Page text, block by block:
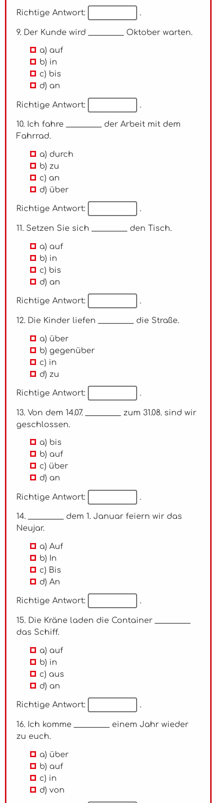
Richtige Antwort: .
9. Der Kunde wird _________ Oktober warten.
a) auf
b) in
c) bis
d) an
Richtige Antwort: .
10. Ich fahre _________ der Arbeit mit dem
Fahrrad.
a) durch
b) zu
c) an
d) über
Richtige Antwort: .
11. Setzen Sie sich _________ den Tisch.
a) auf
b) in
c) bis
d) an
Richtige Antwort: .
12. Die Kinder liefen _________ die Straße.
a) über
b) gegenüber
c) in
d) zu
Richtige Antwort: .
13. Von dem 14.07. _________ zum 31.08. sind wir
geschlossen.
a) bis
b) auf
c) über
d) an
Richtige Antwort: .
14. _________ dem 1. Januar feiern wir das
Neujar.
a) Auf
b) In
c) Bis
d) An
Richtige Antwort: .
15. Die Kräne laden die Container _________
das Schiff.
a) auf
b) in
c) aus
d) an
Richtige Antwort: .
16. Ich komme _________ einem Jahr wieder
zu euch.
a) über
b) auf
c) in
d) von